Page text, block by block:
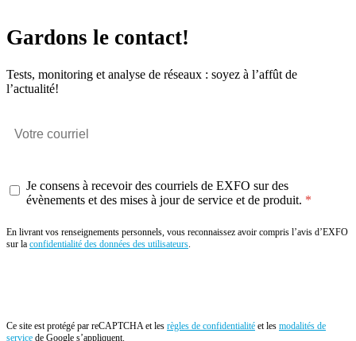
Gardons le contact!
Tests, monitoring et analyse de réseaux : soyez à l’affût de
l’actualité!
Je consens à recevoir des courriels de EXFO sur des
évènements et des mises à jour de service et de produit.
En livrant vos renseignements personnels, vous reconnaissez avoir compris l’avis d’EXFO
sur la confidentialité des données des utilisateurs.
Ce site est protégé par reCAPTCHA et les règles de confidentialité et les modalités de
service de Google s’appliquent.